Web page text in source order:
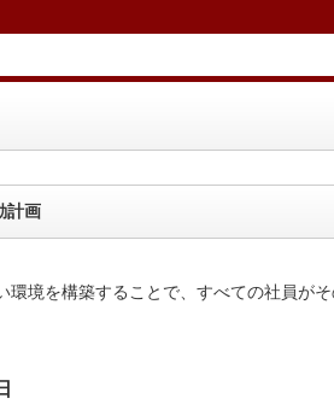
計画
境を構築することで、すべての社員が